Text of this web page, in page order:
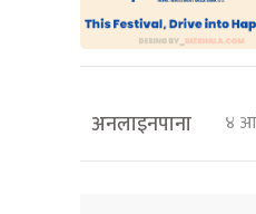
अनलाइनपाना ४